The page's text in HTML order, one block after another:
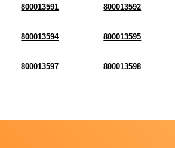
800013591 800013592
800013594 800013595
800013597 800013598